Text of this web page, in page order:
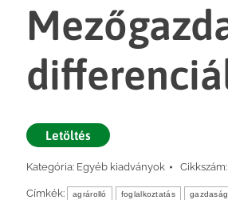
Letöltés
Kategória: Egyéb kiadványok Cikkszám:
Címkék: agrárolló foglalkoztatás